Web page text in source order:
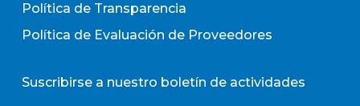
Política de Transparencia
Política de Evaluación de Proveedores
Suscribirse a nuestro boletín de actividades